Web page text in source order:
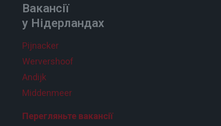
Вакансії
у Нідерландах
Pijnacker
Wervershoof
Andijk
Middenmeer
Перегляньте вакансії